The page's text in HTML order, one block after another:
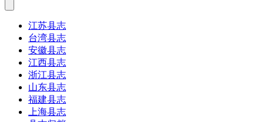
江苏县志
台湾县志
安徽县志
江西县志
浙江县志
山东县志
福建县志
上海县志